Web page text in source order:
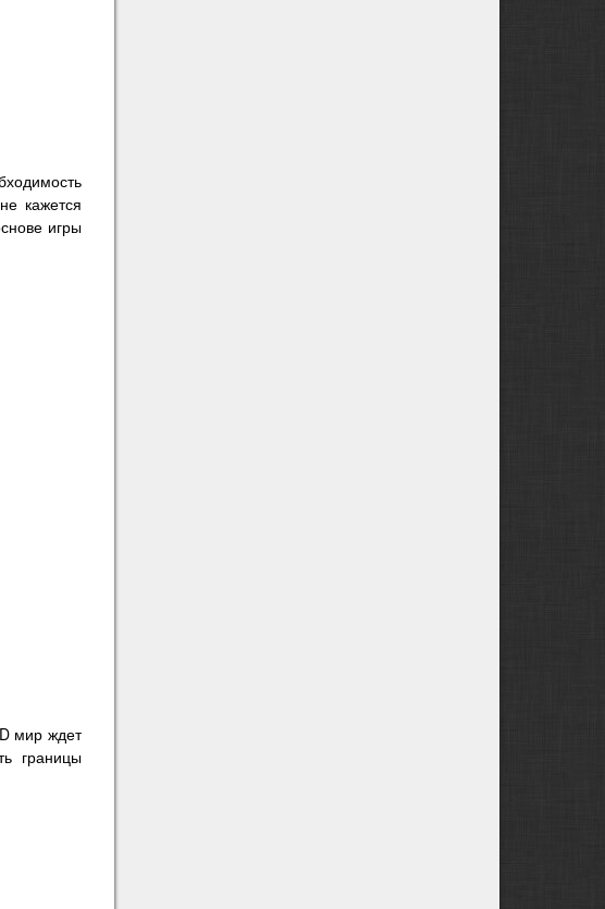
кажется
игры
мир ждет
границы